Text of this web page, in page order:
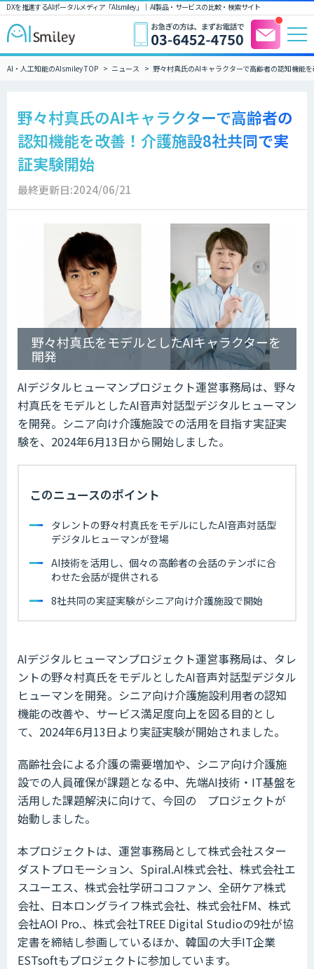
DXを推進するAIポータルメディア「AIsmiley」｜ AI製品・サービスの比較・検索サイト
AI・人工知能のAIsmiley TOP ニュース 野々村真氏のAIキャラクターで高齢者の認知機能
野々村真氏のAIキャラクターで高齢者の
認知機能を改善！介護施設8社共同で実
証実験開始
最終更新日:2024/06/21
野々村真氏をモデルとしたAIキャラクターを
開発
AIデジタルヒューマンプロジェクト運営事務局は、野々
村真氏をモデルとしたAI音声対話型デジタルヒューマン
を開発。シニア向け介護施設での活用を目指す実証実
験を、2024年6月13日から開始しました。
このニュースのポイント
タレントの野々村真氏をモデルにしたAI音声対話型
デジタルヒューマンが登場
AI技術を活用し、個々の高齢者の会話のテンポに合
わせた会話が提供される
8社共同の実証実験がシニア向け介護施設で開始
AIデジタルヒューマンプロジェクト運営事務局は、タレ
ントの野々村真氏をモデルとしたAI音声対話型デジタル
ヒューマンを開発。シニア向け介護施設利用者の認知
機能の改善や、サービス満足度向上を図る目的とし
て、2024年6月13日より実証実験が開始されました。
高齢社会による介護の需要増加や、シニア向け介護施
設での人員確保が課題となる中、先端AI技術・IT基盤を
活用した課題解決に向けて、今回の プロジェクトが
始動しました。
本プロジェクトは、運営事務局として株式会社スター
ダストプロモーション、Spiral.AI株式会社、株式会社エ
スユーエス、株式会社学研ココファン、全研ケア株式
会社、日本ロングライフ株式会社、株式会社FM、株式
会社AOI Pro.、株式会社TREE Digital Studioの9社が協
定書を締結し参画しているほか、韓国の大手IT企業
ESTsoftもプロジェクトに参加しています。